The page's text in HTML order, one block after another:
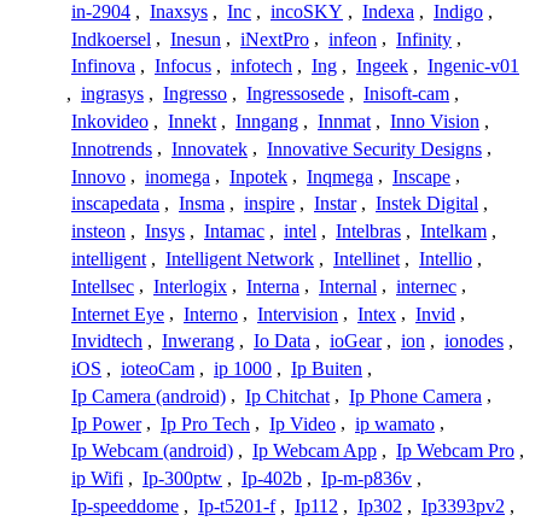
in-2904 , Inaxsys , Inc , incoSKY , Indexa , Indigo ,
Indkoersel , Inesun , iNextPro , infeon , Infinity ,
Infinova , Infocus , infotech , Ing , Ingeek , Ingenic-v01
, ingrasys , Ingresso , Ingressosede , Inisoft-cam ,
Inkovideo , Innekt , Inngang , Innmat , Inno Vision ,
Innotrends , Innovatek , Innovative Security Designs ,
Innovo , inomega , Inpotek , Inqmega , Inscape ,
inscapedata , Insma , inspire , Instar , Instek Digital ,
insteon , Insys , Intamac , intel , Intelbras , Intelkam ,
intelligent , Intelligent Network , Intellinet , Intellio ,
Intellsec , Interlogix , Interna , Internal , internec ,
Internet Eye , Interno , Intervision , Intex , Invid ,
Invidtech , Inwerang , Io Data , ioGear , ion , ionodes ,
iOS , ioteoCam , ip 1000 , Ip Buiten ,
Ip Camera (android) , Ip Chitchat , Ip Phone Camera ,
Ip Power , Ip Pro Tech , Ip Video , ip wamato ,
Ip Webcam (android) , Ip Webcam App , Ip Webcam Pro ,
ip Wifi , Ip-300ptw , Ip-402b , Ip-m-p836v ,
Ip-speeddome , Ip-t5201-f , Ip112 , Ip302 , Ip3393pv2 ,